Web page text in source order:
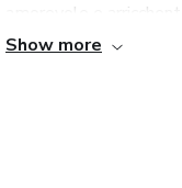
amorevole e arricchente.
Show more